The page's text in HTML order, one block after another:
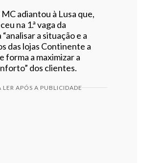
MC adiantou à Lusa que,
na 1.ª vaga da
“analisar a situação e a
das lojas Continente a
forma a maximizar a
dos clientes.
APÓS A PUBLICIDADE